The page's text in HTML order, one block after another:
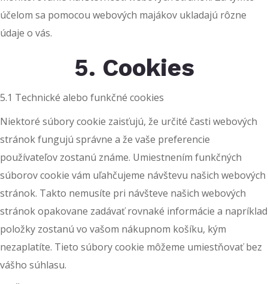
účelom sa pomocou webových majákov ukladajú rôzne
údaje o vás.
5. Cookies
5.1 Technické alebo funkčné cookies
Niektoré súbory cookie zaisťujú, že určité časti webových
stránok fungujú správne a že vaše preferencie
používateľov zostanú známe. Umiestnením funkčných
súborov cookie vám uľahčujeme návštevu našich webových
stránok. Takto nemusíte pri návšteve našich webových
stránok opakovane zadávať rovnaké informácie a napríklad
položky zostanú vo vašom nákupnom košíku, kým
nezaplatíte. Tieto súbory cookie môžeme umiestňovať bez
vášho súhlasu.